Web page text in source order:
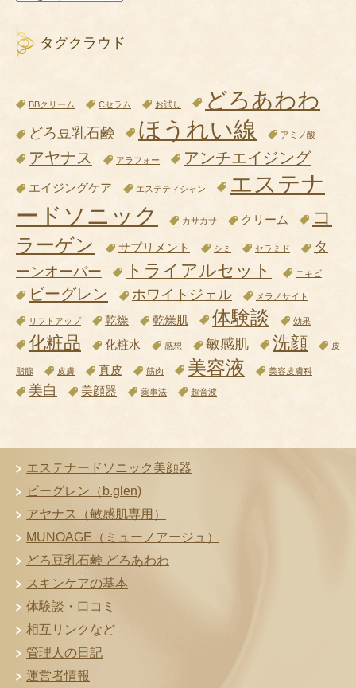
投
稿
タグクラウド
BBクリーム Cセラム お試し どろあわわ
どろ豆乳石鹸 ほうれい線 アミノ酸
アヤナス アラフォー アンチエイジング
エイジングケア エステティシャン
エステナ
ードソニック
カサカサ クリーム
コ
ラーゲン
サプリメント シミ セラミド
タ
ーンオーバー
トライアルセット ニキビ
ビーグレン ホワイトジェル メラノサイト
リフトアップ 乾燥 乾燥肌 体験談 効果
化粧品 化粧水 感想 敏感肌 洗顔 皮
脂腺 皮膚 真皮 筋肉 美容液 美容皮膚科
美白 美顔器 薬事法 超音波
エステナードソニック美顔器
ビーグレン（b.glen)
アヤナス（敏感肌専用）
MUNOAGE（ミューノアージュ）
どろ豆乳石鹸 どろあわわ
スキンケアの基本
体験談・口コミ
相互リンクなど
管理人の日記
運営者情報